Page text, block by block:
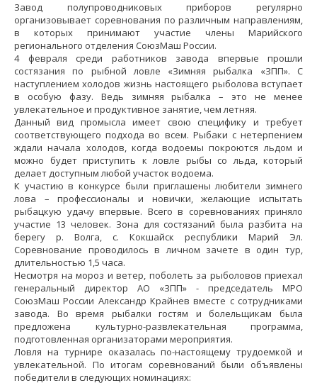
Завод полупроводниковых приборов регулярно
организовывает соревнования по различным направлениям,
в которых принимают участие члены Марийского
регионального отделения СоюзМаш России.
4 февраля среди работников завода впервые прошли
состязания по рыбной ловле «Зимняя рыбалка «ЗПП». С
наступлением холодов жизнь настоящего рыболова вступает
в особую фазу. Ведь зимняя рыбалка – это не менее
увлекательное и продуктивное занятие, чем летняя.
Данный вид промысла имеет свою специфику и требует
соответствующего подхода во всем. Рыбаки с нетерпением
ждали начала холодов, когда водоемы покроются льдом и
можно будет приступить к ловле рыбы со льда, который
делает доступным любой участок водоема.
К участию в конкурсе были приглашены любители зимнего
лова – профессионалы и новички, желающие испытать
рыбацкую удачу впервые. Всего в соревнованиях приняло
участие 13 человек. Зона для состязаний была разбита на
берегу р. Волга, с. Кокшайск республики Марий Эл.
Соревнование проводилось в личном зачете в один тур,
длительностью 1,5 часа.
Несмотря на мороз и ветер, поболеть за рыболовов приехал
генеральный директор АО «ЗПП» - председатель МРО
СоюзМаш России Александр Крайнев вместе с сотрудниками
завода. Во время рыбалки гостям и болельщикам была
предложена культурно-развлекательная программа,
подготовленная организаторами мероприятия.
Ловля на турнире оказалась по-настоящему трудоемкой и
увлекательной. По итогам соревнований были объявлены
победители в следующих номинациях: